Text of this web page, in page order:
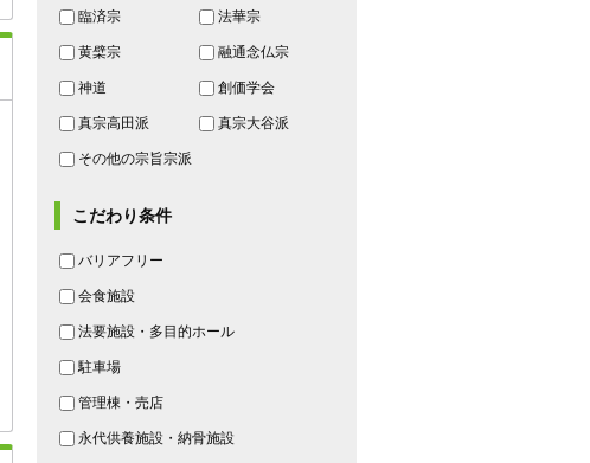
臨済宗
法華宗
黄檗宗
融通念仏宗
神道
創価学会
真宗高田派
真宗大谷派
その他の宗旨宗派
こだわり条件
バリアフリー
会食施設
法要施設・多目的ホール
駐車場
管理棟・売店
永代供養施設・納骨施設